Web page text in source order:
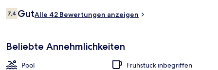
Außenpool
Bewertungen
7,47,4 von 10.
GutAlle 42 Bewertungen anzeigen
Beliebte Annehmlichkeiten
Pool
Frühstück inbegriffen